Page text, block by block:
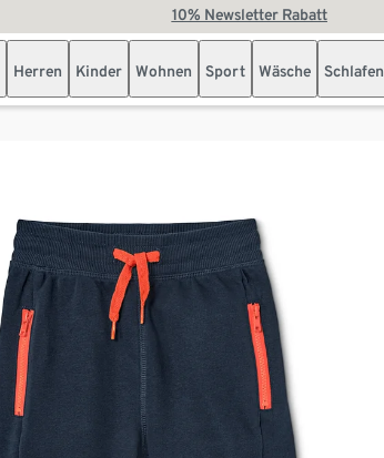
10% Newsletter Rabatt
Herren Kinder Wohnen Sport Wäsche Schlafen